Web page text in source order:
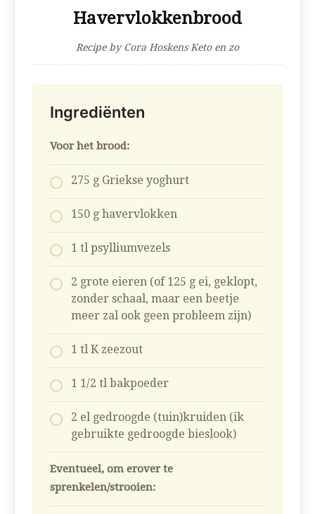
Havervlokkenbrood
Recipe by Cora Hoskens Keto en zo
Ingrediënten
Voor het brood:
275 g Griekse yoghurt
150 g havervlokken
1 tl psylliumvezels
2 grote eieren (of 125 g ei, geklopt,
zonder schaal, maar een beetje
meer zal ook geen probleem zijn)
1 tl K zeezout
1 1/2 tl bakpoeder
2 el gedroogde (tuin)kruiden (ik
gebruikte gedroogde bieslook)
Eventueel, om erover te
sprenkelen/strooien: